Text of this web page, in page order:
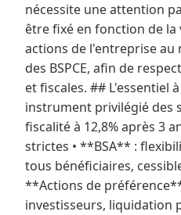
nécessite une attention
être fixé en fonction de la
actions de l'entreprise
des BSPCE, afin de
et fiscales. ## L'essentiel
instrument privilégié des
fiscalité à 12,8% après 3
strictes • **BSA** :
tous bénéficiaires,
**Actions de
investisseurs, liquidation